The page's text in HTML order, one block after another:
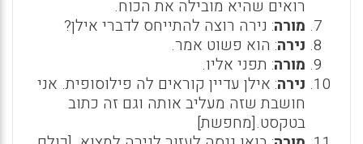
רואים שהיא מובילה את הכוח.
מורה: נירה רוצה להתייחס לדברי אילן?
נירה: הוא פשוט אמר.
מורה: תפני אליו.
נירה: אילן עדיין קוראים לה פילוסופית. אני
חושבת שזה מעליב אותה וגם זה כתוב
בטקסט.[מחפשת]